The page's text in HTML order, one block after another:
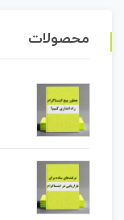
محصولات